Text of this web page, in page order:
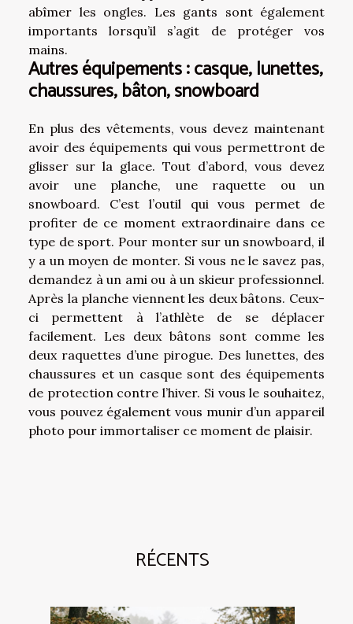
abîmer les ongles. Les gants sont également
importants lorsqu’il s’agit de protéger vos
mains.
Autres équipements : casque, lunettes,
chaussures, bâton, snowboard
En plus des vêtements, vous devez maintenant
avoir des équipements qui vous permettront de
glisser sur la glace. Tout d’abord, vous devez
avoir une planche, une raquette ou un
snowboard. C’est l’outil qui vous permet de
profiter de ce moment extraordinaire dans ce
type de sport. Pour monter sur un snowboard, il
y a un moyen de monter. Si vous ne le savez pas,
demandez à un ami ou à un skieur professionnel.
Après la planche viennent les deux bâtons. Ceux-
ci permettent à l’athlète de se déplacer
facilement. Les deux bâtons sont comme les
deux raquettes d’une pirogue. Des lunettes, des
chaussures et un casque sont des équipements
de protection contre l’hiver. Si vous le souhaitez,
vous pouvez également vous munir d’un appareil
photo pour immortaliser ce moment de plaisir.
RÉCENTS